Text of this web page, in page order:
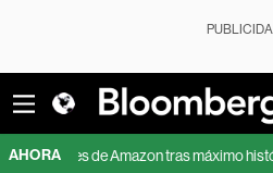
AHORA
acciones de Amazon tras máximo